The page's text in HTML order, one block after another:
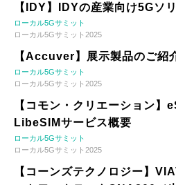
【IDY】IDYの産業向け5Gソ
ローカル5Gサミット
ローカル5Gサミット2025
【Accuver】展示製品のご紹
ローカル5Gサミット
ローカル5Gサミット2025
【コモン・クリエーション】
LibeSIMサービス概要
ローカル5Gサミット
ローカル5Gサミット2025
【コーンズテクノロジー】